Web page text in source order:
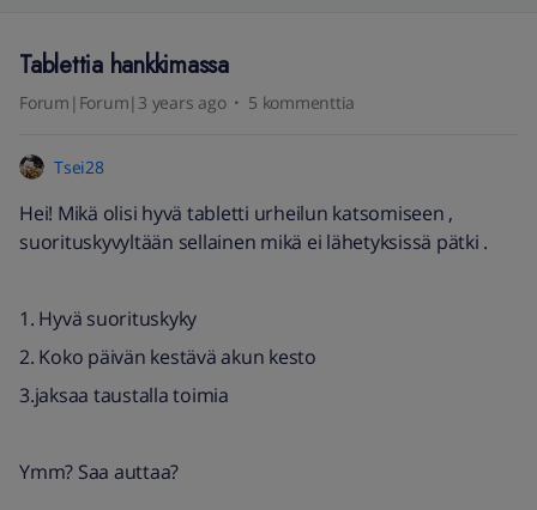
Tablettia hankkimassa
Forum|Forum|3 years ago 5 kommenttia
Tsei28
Hei! Mikä olisi hyvä tabletti urheilun katsomiseen ,
suorituskyvyltään sellainen mikä ei lähetyksissä pätki .
1. Hyvä suorituskyky
2. Koko päivän kestävä akun kesto
3.jaksaa taustalla toimia
Ymm? Saa auttaa?